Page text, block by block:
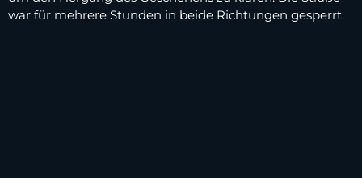
war für mehrere Stunden in beide Richtungen gesperrt.